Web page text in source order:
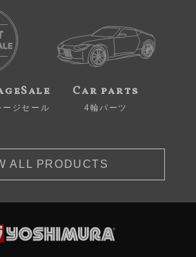
ージセール
Car parts
4輪パーツ
ALL PRODUCTS